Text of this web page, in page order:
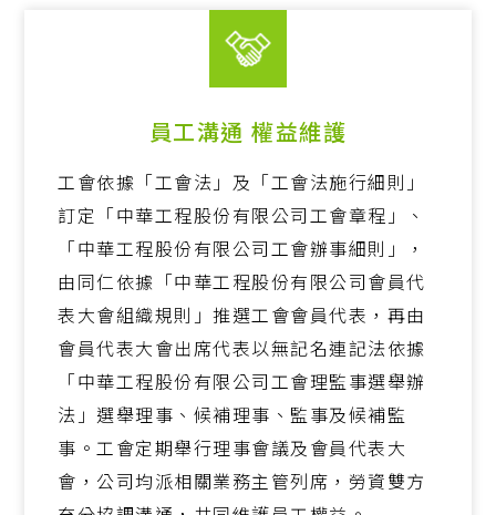
員工溝通 權益維護
工會依據「工會法」及「工會法施行細則」
訂定「中華工程股份有限公司工會章程」、
「中華工程股份有限公司工會辦事細則」，
由同仁依據「中華工程股份有限公司會員代
表大會組織規則」推選工會會員代表，再由
會員代表大會出席代表以無記名連記法依據
「中華工程股份有限公司工會理監事選舉辦
法」選舉理事、候補理事、監事及候補監
事。工會定期舉行理事會議及會員代表大
會，公司均派相關業務主管列席，勞資雙方